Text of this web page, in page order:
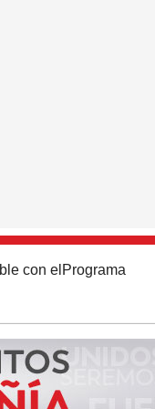
con el Programa